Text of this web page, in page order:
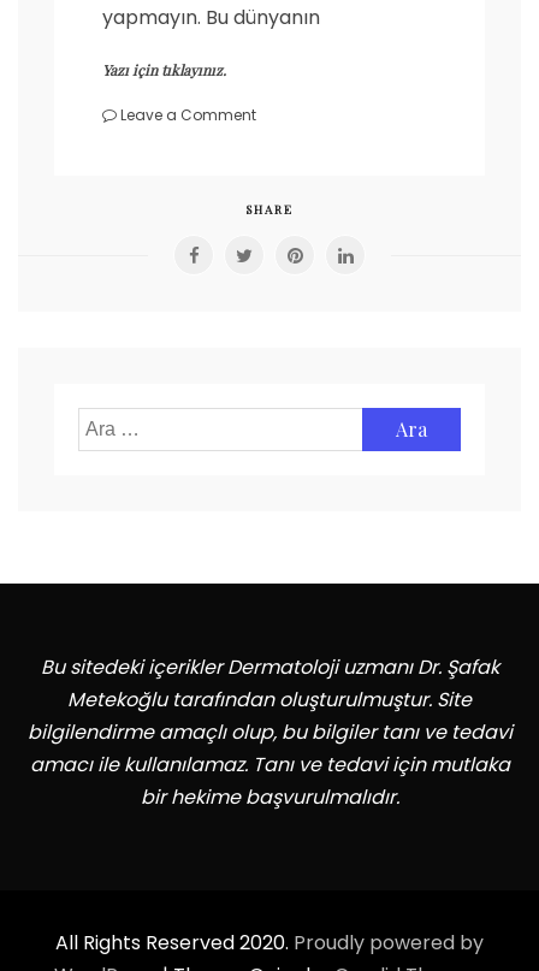
yapmayın. Bu dünyanın
Yazı için tıklayınız.
Leave a Commenton
Saçlar
SHARE
Arama:
Bu sitedeki içerikler Dermatoloji uzmanı Dr. Şafak
Metekoğlu tarafından oluşturulmuştur. Site
bilgilendirme amaçlı olup, bu bilgiler tanı ve tedavi
amacı ile kullanılamaz. Tanı ve tedavi için mutlaka
bir hekime başvurulmalıdır.
All Rights Reserved 2020. Proudly powered by